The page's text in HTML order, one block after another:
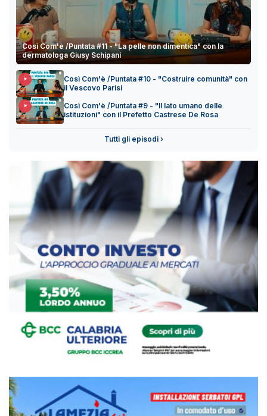
Così Com'è /Puntata #11 - "La pelle non dimentica" con la
dermatologa Giusy Schipani
Così Com'è /Puntata #10 - "Costruire comunità" con
il Vescovo Parisi
Così Com'è /Puntata #9 - "Il lato umano delle
istituzioni" con il Prefetto Castrese De Rosa
Tutti gli episodi ›